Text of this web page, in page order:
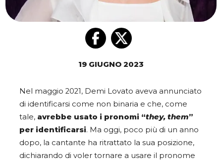
19 GIUGNO 2023
Nel maggio 2021, Demi Lovato aveva annunciato
di identificarsi come non binaria e che, come
tale, avrebbe usato i pronomi “they, them”
per identificarsi. Ma oggi, poco più di un anno
dopo, la cantante ha ritrattato la sua posizione,
dichiarando di voler tornare a usare il pronome